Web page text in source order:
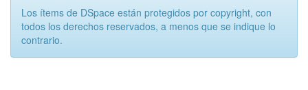
Los ítems de DSpace están protegidos por copyright, con
todos los derechos reservados, a menos que se indique lo
contrario.